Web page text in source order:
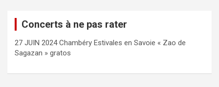
Concerts à ne pas rater
27 JUIN 2024 Chambéry Estivales en Savoie « Zao de
Sagazan » gratos